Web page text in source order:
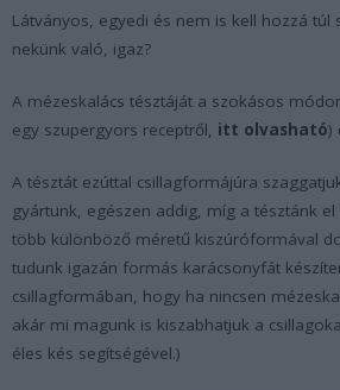
Látványos, egyedi és nem is kell hozzá túl
nekünk való, igaz?
A mézeskalács tésztáját a szokásos
egy szupergyors receptről, itt olvasható)
A tésztát ezúttal csillagformájúra
gyártunk, egészen addig, míg a tésztánk
több különböző méretű kiszúróformával
tudunk igazán formás karácsonyfát
csillagformában, hogy ha nincsen
akár mi magunk is kiszabhatjuk a
éles kés segítségével.)